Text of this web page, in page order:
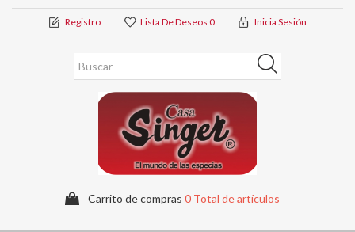
Registro Lista De Deseos 0 Inicia Sesión
Carrito de compras 0 Total de artículos